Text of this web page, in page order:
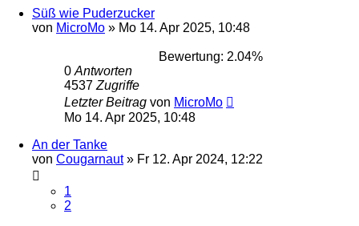
Süß wie Puderzucker
von MicroMo » Mo 14. Apr 2025, 10:48
Bewertung: 2.04%
0 Antworten
4537 Zugriffe
Letzter Beitrag von MicroMo
Mo 14. Apr 2025, 10:48
An der Tanke
von Cougarnaut» Fr 12. Apr 2024, 12:22
1
2